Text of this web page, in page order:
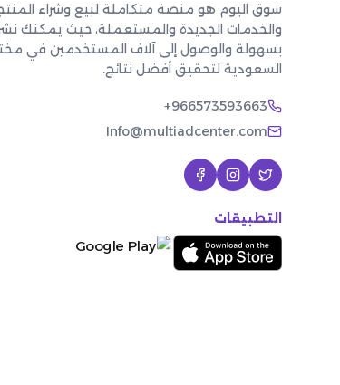
سوق اليوم هو منصة متكاملة لبيع وشراء
والخدمات الجديدة والمستعملة، حيث يمكنك نشر
بسهولة والوصول إلى آلاف المستخدمين في
السعودية لتحقيق أفضل نتائج.
+966573593663
Info@multiadcenter.com
التطبيقات